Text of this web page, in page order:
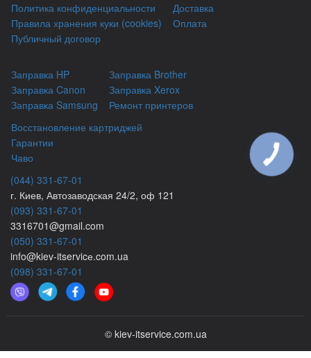
Политика конфиденциальности
Правила хранения куки (cookies)
Публичный договор
Доставка
Оплата
Заправка HP
Заправка Canon
Заправка Samsung
Заправка Brother
Заправка Xerox
Ремонт принтеров
Восстановление картриджей
Гарантии
Чаво
(044) 331-67-01
г. Киев, Автозаводская 24/2, оф 121
(093) 331-67-01
3316701@gmail.com
(050) 331-67-01
info@kiev-itservicе.com.ua
(098) 331-67-01
© kiev-itservice.com.ua